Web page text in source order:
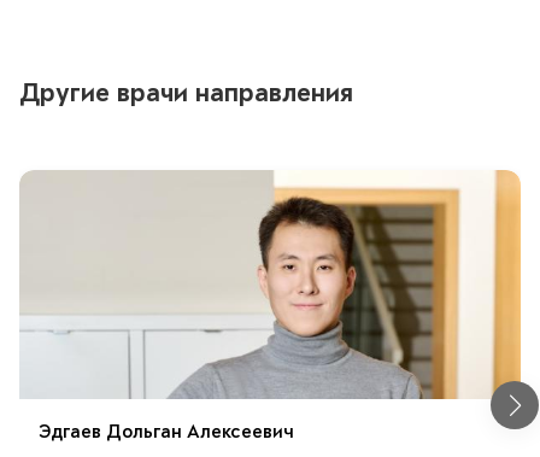
Другие врачи направления
Эдгаев Дольган Алексеевич